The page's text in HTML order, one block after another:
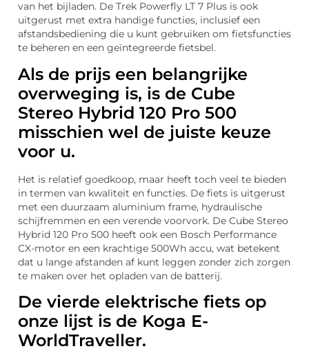
van het bijladen. De Trek Powerfly LT 7 Plus is ook
uitgerust met extra handige functies, inclusief een
afstandsbediening die u kunt gebruiken om fietsfuncties
te beheren en een geïntegreerde fietsbel.
Als de prijs een belangrijke
overweging is, is de Cube
Stereo Hybrid 120 Pro 500
misschien wel de juiste keuze
voor u.
Het is relatief goedkoop, maar heeft toch veel te bieden
in termen van kwaliteit en functies. De fiets is uitgerust
met een duurzaam aluminium frame, hydraulische
schijfremmen en een verende voorvork. De Cube Stereo
Hybrid 120 Pro 500 heeft ook een Bosch Performance
CX-motor en een krachtige 500Wh accu, wat betekent
dat u lange afstanden af kunt leggen zonder zich zorgen
te maken over het opladen van de batterij.
De vierde elektrische fiets op
onze lijst is de Koga E-
WorldTraveller.